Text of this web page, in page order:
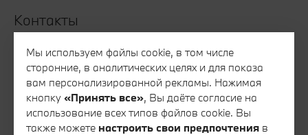
Контакты
Все контакты
Запись на тест-драйв
Запись на сервис
Консультация специалиста финансового сервиса
Мы используем файлы cookie, в том числе
сторонние, в аналитических целях и для показа
вам персонализированной рекламы. Нажимая
кнопку «Принять все», Вы даёте согласие на
использование всех типов файлов cookie. Вы
также можете настроить свои предпочтения в